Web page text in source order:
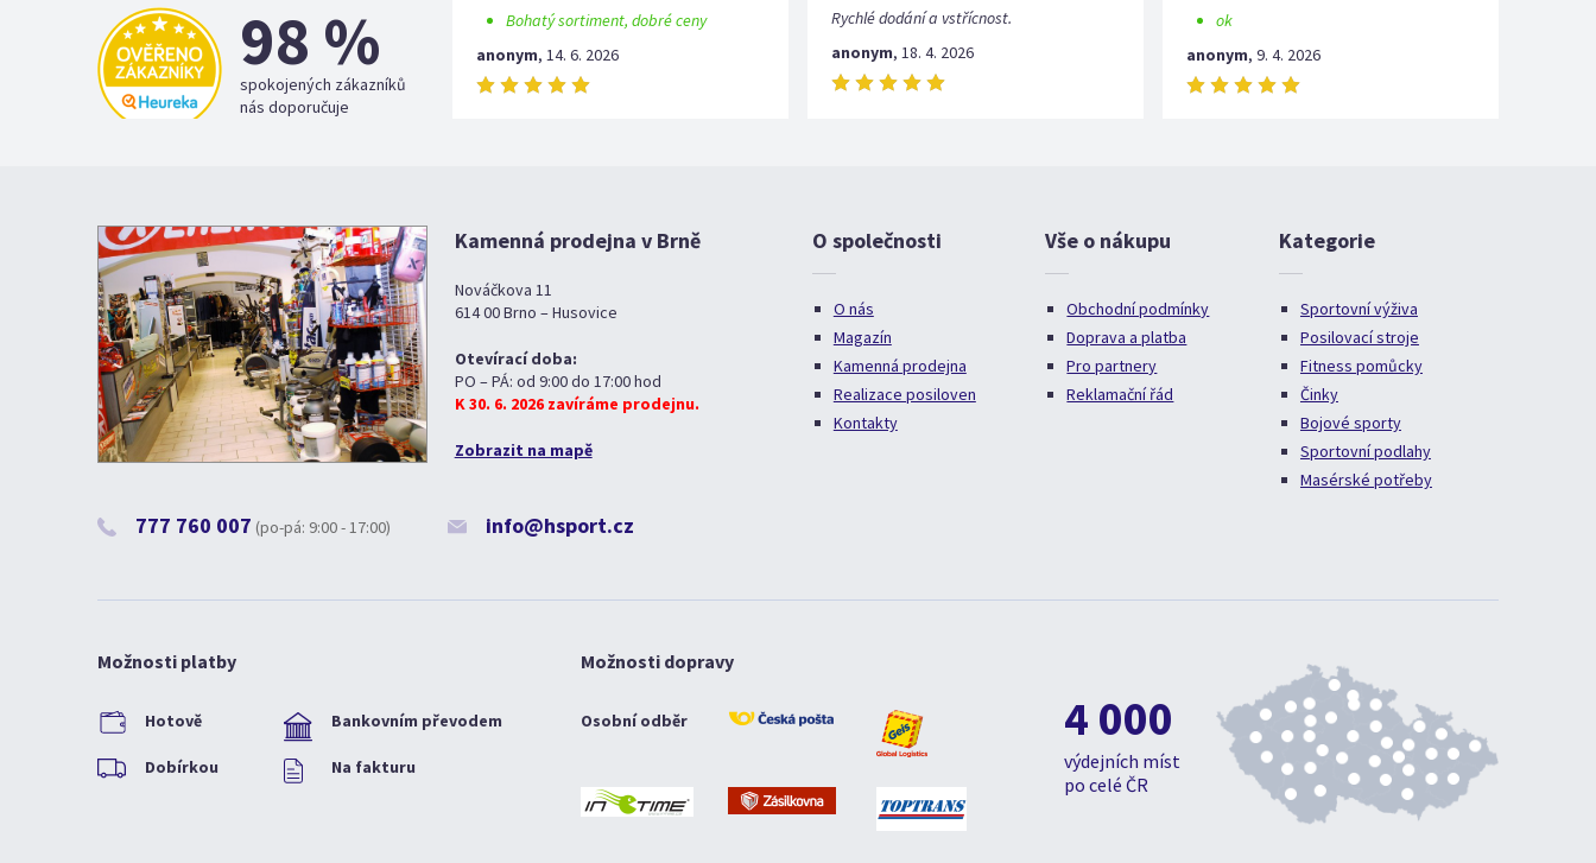
98 %
spokojených zákazníků
nás doporučuje
Bohatý sortiment, dobré ceny
anonym, 14. 6. 2026
Rychlé dodání a vstřícnost.
anonym, 18. 4. 2026
ok
anonym, 9. 4. 2026
Kamenná prodejna v Brně
Nováčkova 11
614 00 Brno – Husovice
Otevírací doba:
PO – PÁ: od 9:00 do 17:00 hod
K 30. 6. 2026 zavíráme prodejnu.
Zobrazit na mapě
777 760 007 (po-pá: 9:00 - 17:00) info@hsport.cz
O společnosti
O nás
Magazín
Kamenná prodejna
Realizace posiloven
Kontakty
Vše o nákupu
Obchodní podmínky
Doprava a platba
Pro partnery
Reklamační řád
Kategorie
Sportovní výživa
Posilovací stroje
Fitness pomůcky
Činky
Bojové sporty
Sportovní podlahy
Masérské potřeby
Možnosti platby
Hotově Bankovním převodem
Dobírkou Na fakturu
Možnosti dopravy
Osobní odběr 4 000
výdejních míst
po celé ČR